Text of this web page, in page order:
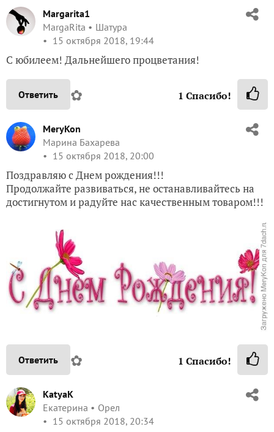
Margarita1
MargaRita
Шатура
15 октября 2018, 19:44
С юбилеем! Дальнейшего процветания!
Ответить ✿ 1 Спасибо!
MeryKon
Марина Бахарева
15 октября 2018, 20:00
Поздравляю с Днем рождения!!!
Продолжайте развиваться, не останавливайтесь на
достигнутом и радуйте нас качественным товаром!!!
Ответить ✿ 1 Спасибо!
KatyaK
Екатерина
Орел
15 октября 2018, 20:34